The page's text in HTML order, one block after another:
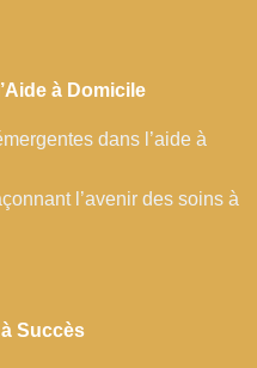
à Domicile
dans l’aide à
l’avenir des soins à
Succès